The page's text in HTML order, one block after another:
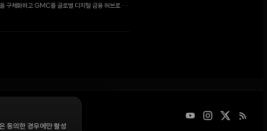
구체화하고 GMC를 글로벌 디지털 금융 허브로 육
동의한 경우에만 활성